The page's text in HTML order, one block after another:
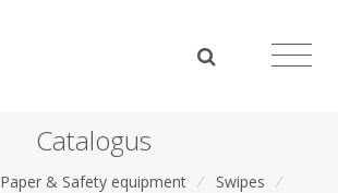
Catalogus
Paper & Safety equipment / Swipes /